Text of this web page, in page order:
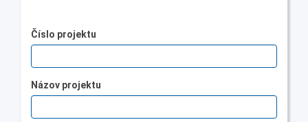
Číslo projektu
Názov projektu